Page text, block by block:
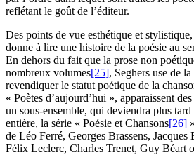
reflétant le goût de l’éditeur.
Des points de vue esthétique et
donne à lire une histoire de la poésie au
En dehors du fait que la prose non
nombreux volumes[25], Seghers use de
revendiquer le statut poétique de la
« Poètes d’aujourd’hui », apparaissent
un sous-ensemble, qui deviendra plus
entière, la série « Poésie et Chansons[26]
de Léo Ferré, Georges Brassens,
Félix Leclerc, Charles Trenet, Guy Béart